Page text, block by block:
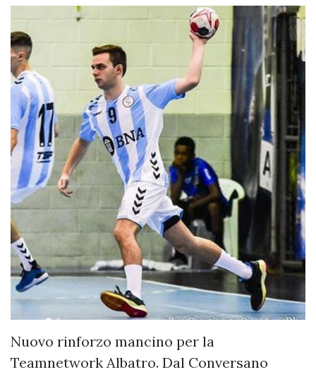
Nuovo rinforzo mancino per la
Teamnetwork Albatro. Dal Conversano